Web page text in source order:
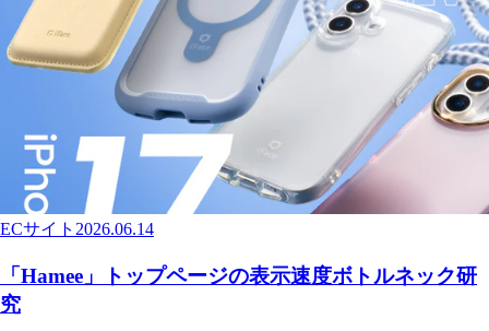
ECサイト 2026.06.14
「Hamee」トップページの表示速度ボトルネック研
究